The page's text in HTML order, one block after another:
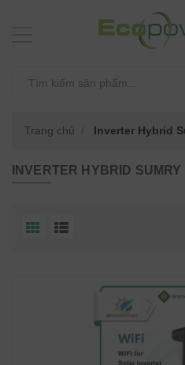
Trang chủ Inverter Hybrid
INVERTER HYBRID SUMRY